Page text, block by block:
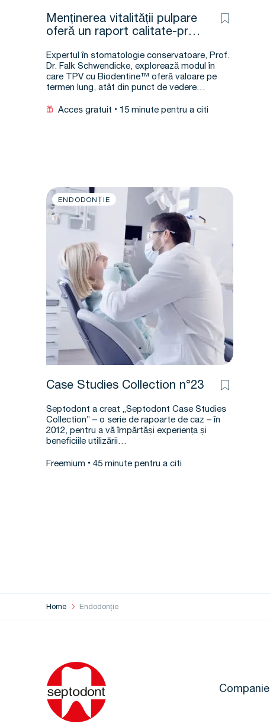
Menținerea vitalității pulpare
oferă un raport calitate-preț
Expertul în stomatologie conservatoare, Prof.
Dr. Falk Schwendicke, explorează modul în
care TPV cu Biodentine™ oferă valoare pe
termen lung, atât din punct de vedere…
Acces gratuit 15 minute pentru a citi
ENDODONȚIE
Case Studies Collection n°23
Septodont a creat „Septodont Case Studies
Collection” – o serie de rapoarte de caz – în
2012, pentru a vă împărtăși experiența și
beneficiile utilizării…
Freemium 45 minute pentru a citi
Home Endodonție
Companie